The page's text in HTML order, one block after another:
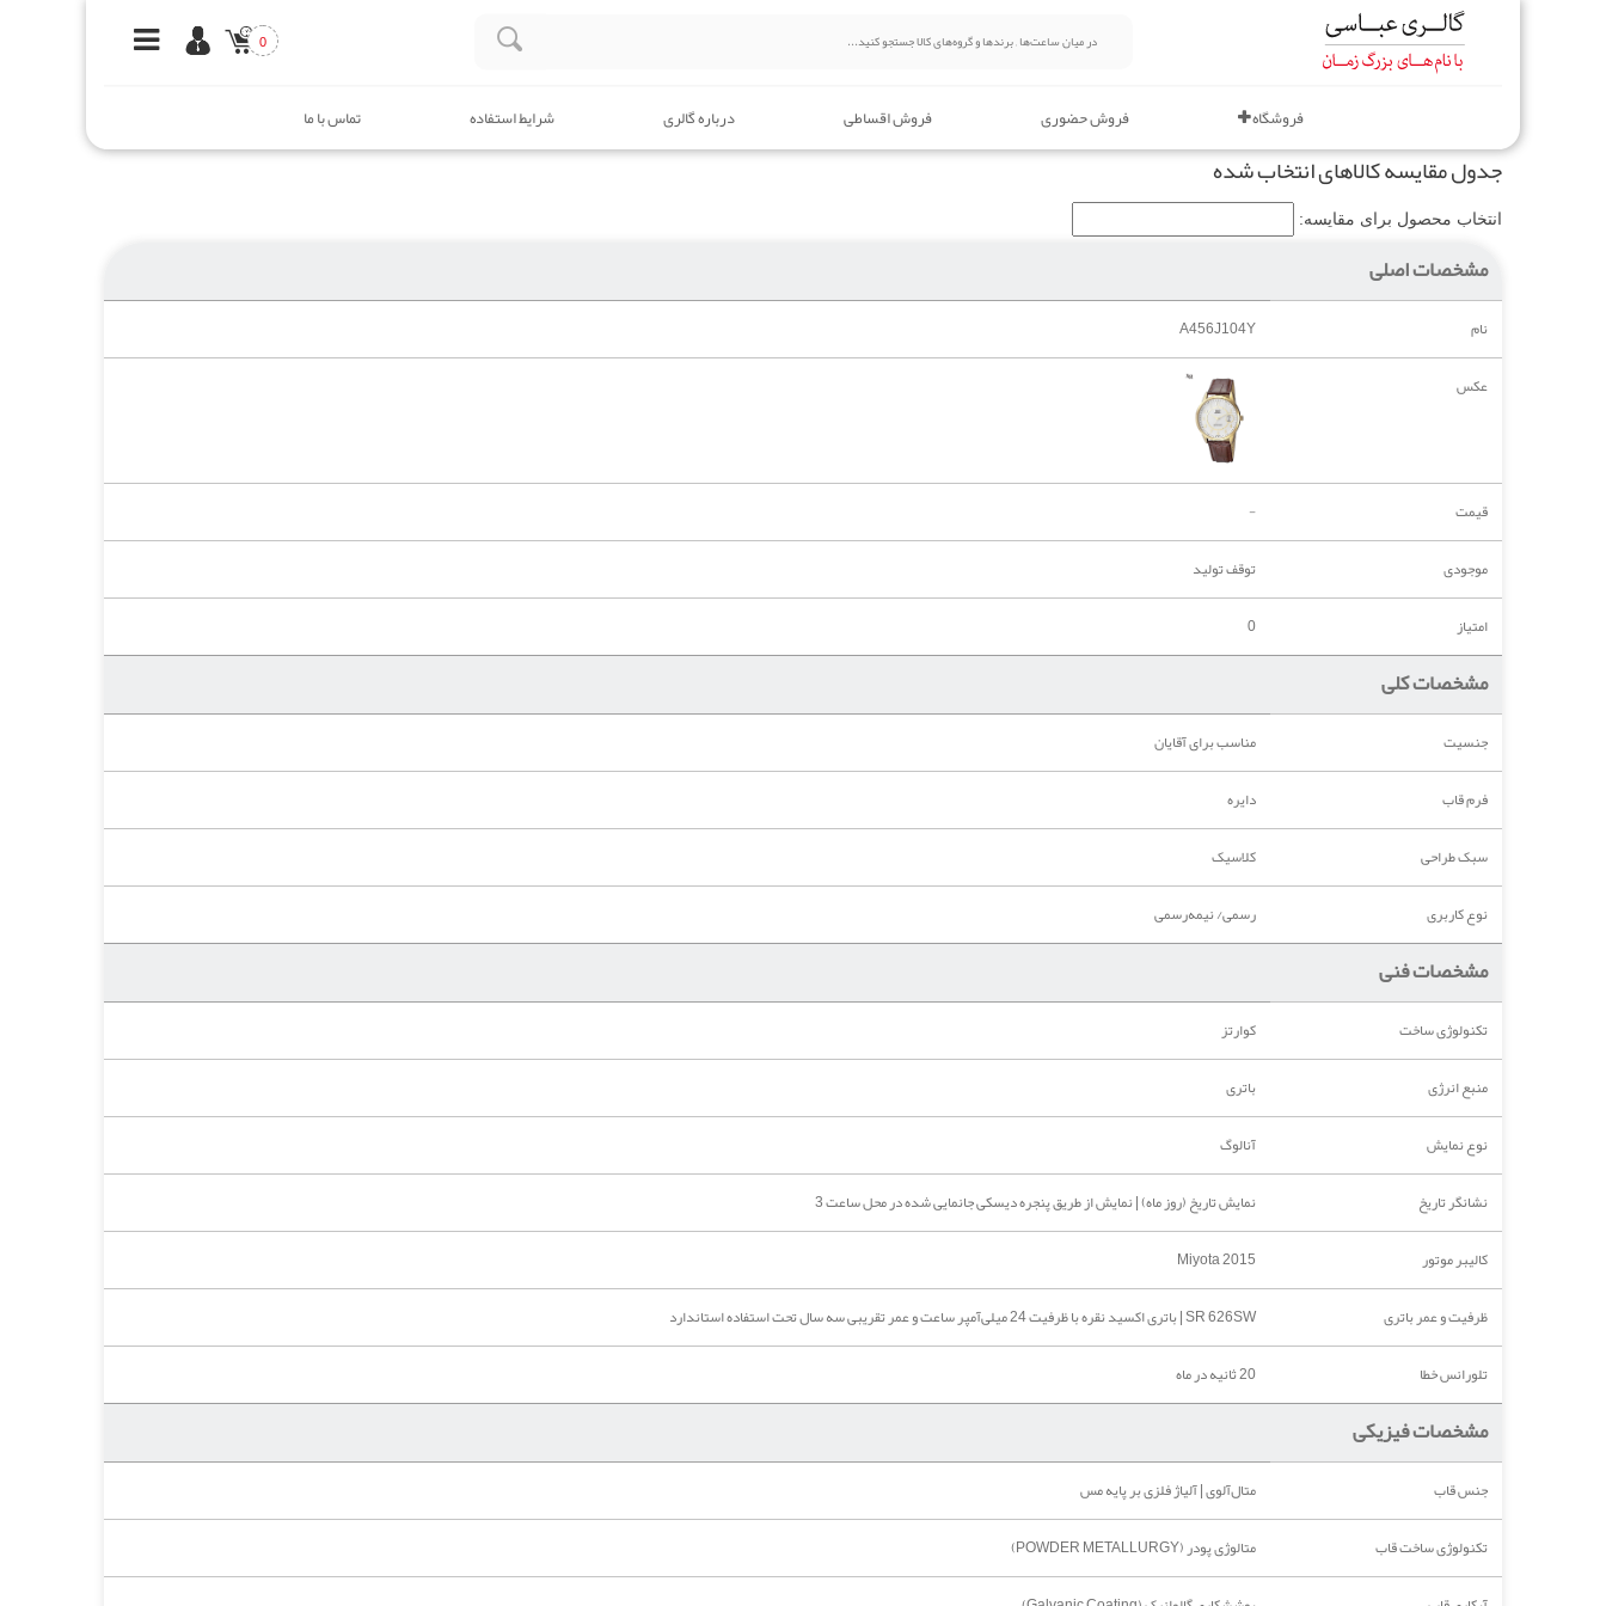
0
فروشگاه فروش حضوری فروش اقساطی درباره گالری شرایط استفاده تماس با ما
جدول مقایسه کالاهای انتخاب شده
انتخاب محصول برای مقایسه:
مشخصات اصلی
نام
A456J104Y
عکس
قیمت
-
موجودی
توقف تولید
امتیاز
0
مشخصات کلی
جنسیت
مناسب برای آقایان
فرم قاب
دایره
سبک طراحی
کلاسیک
نوع کاربری
رسمی/ نیمه‌رسمی
مشخصات فنی
تکنولوژی ساخت
کوارتز
منبع انرژی
باتری
نوع نمایش
آنالوگ
نشانگر تاریخ
نمایش تاریخ (روز ماه) | نمایش از طریق پنجره دیسکی جانمایی شده در محل ساعت 3
کالیبر موتور
Miyota 2015
ظرفیت و عمر باتری
SR 626SW | باتری اکسید نقره با ظرفیت 24 میلی‌آمپر ساعت و عمر تقریبی سه سال تحت استفاده استاندارد
تلورانس خطا
20 ثانیه در ماه
مشخصات فیزیکی
جنس قاب
متال‌آلوی | آلیاژ فلزی بر پایه مس
تکنولوژی ساخت قاب
متالوژی پودر (POWDER METALLURGY)